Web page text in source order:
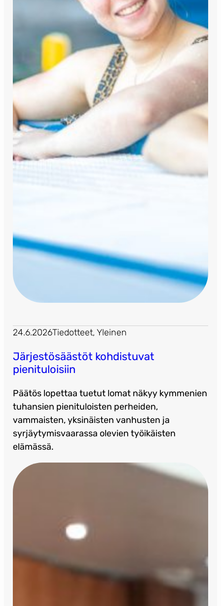
24.6.2026Tiedotteet, Yleinen
Järjestösäästöt kohdistuvat
pienituloisiin
Päätös lopettaa tuetut lomat näkyy kymmenien
tuhansien pienituloisten perheiden,
vammaisten, yksinäisten vanhusten ja
syrjäytymisvaarassa olevien työikäisten
elämässä.